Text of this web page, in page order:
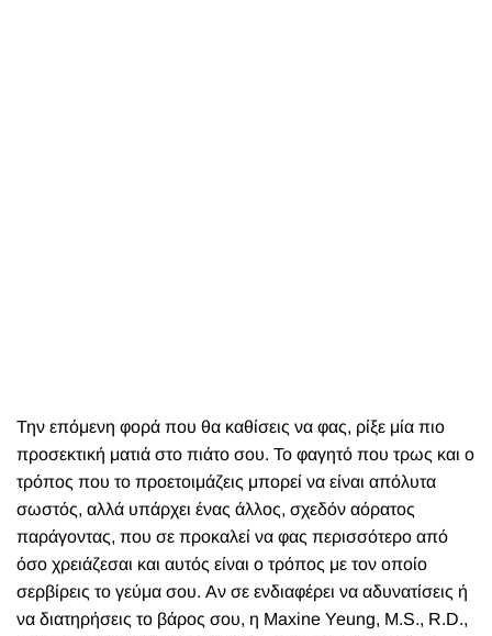
Την επόμενη φορά που θα καθίσεις να φας, ρίξε μία πιο
προσεκτική ματιά στο πιάτο σου. Το φαγητό που τρως και ο
τρόπος που το προετοιμάζεις μπορεί να είναι απόλυτα
σωστός, αλλά υπάρχει ένας άλλος, σχεδόν αόρατος
παράγοντας, που σε προκαλεί να φας περισσότερο από
όσο χρειάζεσαι και αυτός είναι ο τρόπος με τον οποίο
σερβίρεις το γεύμα σου. Αν σε ενδιαφέρει να αδυνατίσεις ή
να διατηρήσεις το βάρος σου, η Maxine Yeung, M.S., R.D.,